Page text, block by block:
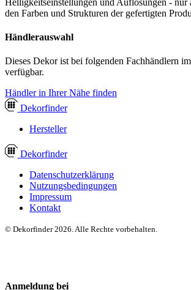
den Farben und Strukturen der gefertigten
Händlerauswahl
Dieses Dekor ist bei folgenden Fachhändlern
verfügbar.
Händler in Ihrer Nähe finden
Dekorfinder
Hersteller
Dekorfinder
Datenschutzerklärung
Nutzungsbedingungen
Impressum
Kontakt
© Dekorfinder 2026. Alle Rechte vorbehalten.
Anmeldung bei